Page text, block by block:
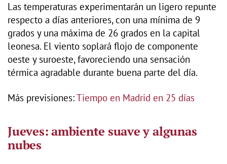
Las temperaturas experimentarán un ligero repunte
respecto a días anteriores, con una mínima de 9
grados y una máxima de 26 grados en la capital
leonesa. El viento soplará flojo de componente
oeste y suroeste, favoreciendo una sensación
térmica agradable durante buena parte del día.
Más previsiones:Tiempo en Madrid en 25 días
Jueves: ambiente suave y algunas
nubes